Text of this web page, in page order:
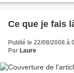
Ce que je fais
Publié le 22/08/2008 à
Par Laure